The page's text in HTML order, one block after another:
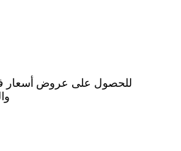
للحصول على عروض أسعار